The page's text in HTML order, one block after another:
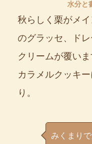
水分と
秋らしく栗がメ
のグラッセ、ド
クリームが覆い
カラメルクッキ
り。
みくまり